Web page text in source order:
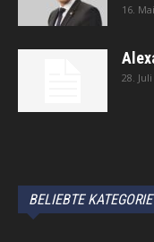
16.
28.
BELIEBTE KATEGORIE